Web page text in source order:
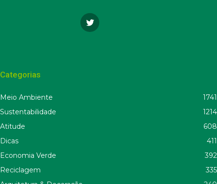
Categorias
Meio Ambiente
1741
Sustentabilidade
1214
Atitude
608
Dicas
411
Economia Verde
392
Reciclagem
335